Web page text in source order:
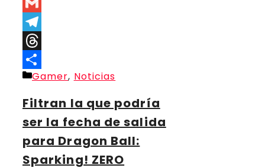
Link
Gmail
Telegram
Threads
Compartir
Categorías
Gamer, Noticias
Filtran la que podría
ser la fecha de salida
para Dragon Ball:
Sparking! ZERO